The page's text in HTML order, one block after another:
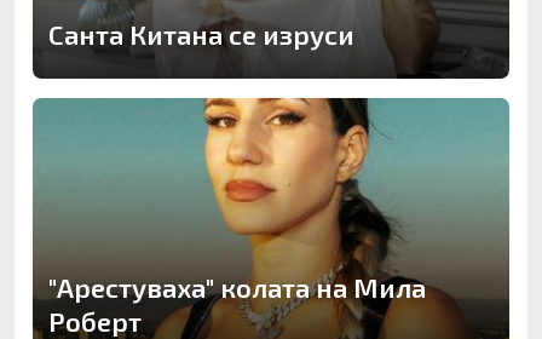
Санта Китана се изруси
"Арестуваха" колата на Мила
Роберт